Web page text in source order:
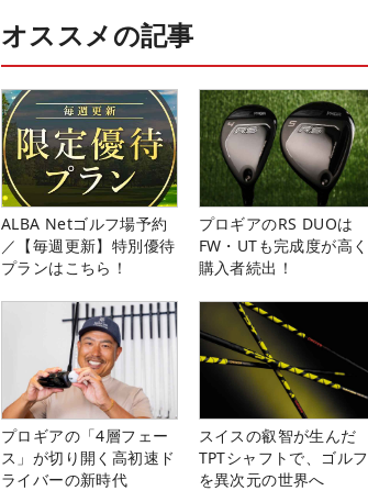
オススメの記事
ALBA Netゴルフ場予約
／【毎週更新】特別優待
プランはこちら！
プロギアのRS DUOは
FW・UTも完成度が高く
購入者続出！
プロギアの「4層フェー
ス」が切り開く高初速ド
ライバーの新時代
スイスの叡智が生んだ
TPTシャフトで、ゴルフ
を異次元の世界へ